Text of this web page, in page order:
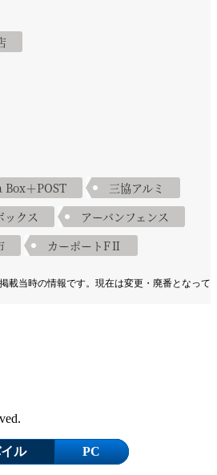
Box＋POST
三協アルミ
ックス
アーバンフェンス
カーポートFⅡ
載当時の情報です。現在は変更・廃番となって
ル PC